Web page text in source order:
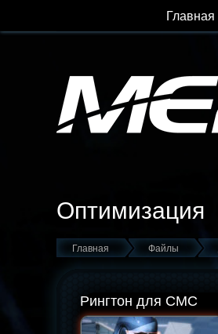
Главная
Оптимизация
Главная Файлы
Рингтон для СМС